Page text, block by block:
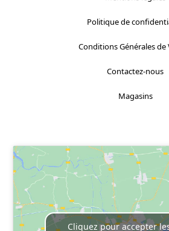
Politique de
Conditions Générales de
Contactez-nous
Magasins
Cliquez pour accepter